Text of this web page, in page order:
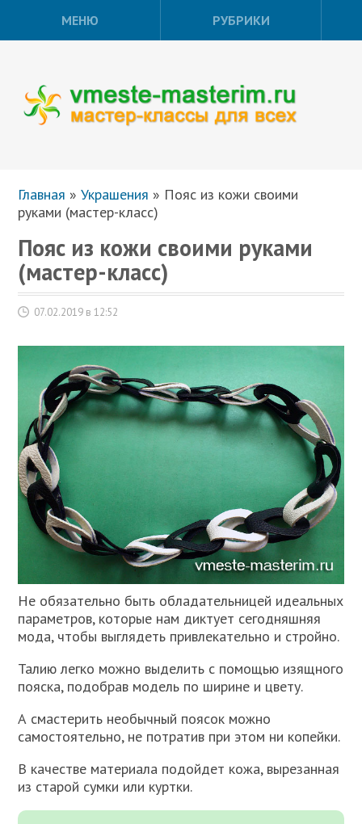
МЕНЮ РУБРИКИ
Главная »Украшения » Пояс из кожи своими
руками (мастер-класс)
Пояс из кожи своими руками
(мастер-класс)
07.02.2019 в 12:52
Не обязательно быть обладательницей идеальных
параметров, которые нам диктует сегодняшняя
мода, чтобы выглядеть привлекательно и стройно.
Талию легко можно выделить с помощью изящного
пояска, подобрав модель по ширине и цвету.
А смастерить необычный поясок можно
самостоятельно, не потратив при этом ни копейки.
В качестве материала подойдет кожа, вырезанная
из старой сумки или куртки.